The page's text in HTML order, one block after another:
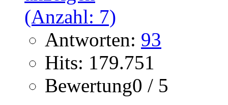
Antworten: 93
Hits: 179.751
Bewertung0 / 5